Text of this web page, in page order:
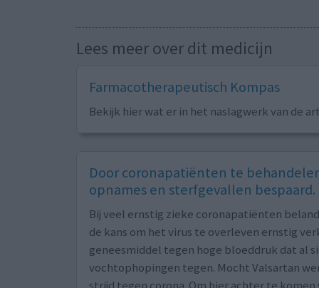
Lees meer over dit medicijn
Farmacotherapeutisch Kompas
Bekijk hier wat er in het naslagwerk van de
Door coronapatiënten te
opnames en sterfgevallen bespaard.
Bij veel ernstig zieke coronapatiënten
de kans om het virus te overleven ernstig
geneesmiddel tegen hoge bloeddruk dat al
vochtophopingen tegen. Mocht Valsartan